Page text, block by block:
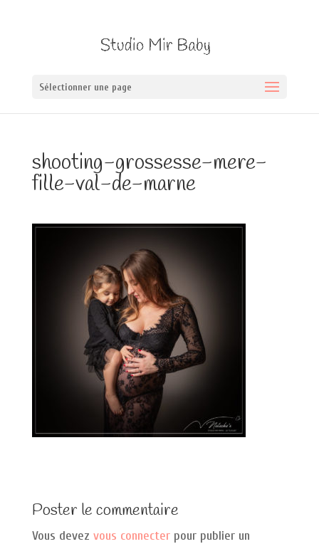
Sélectionner une page
shooting-grossesse-mere-
fille-val-de-marne
Poster le commentaire
Vous devez vous connecterpour publier un